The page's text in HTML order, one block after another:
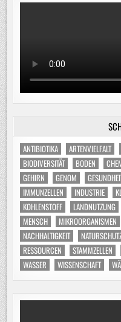
ANTIBIOTIKA ARTENVIELFALT
BIODIVERSITÄT
BODEN
GEHIRN
GENOM
IMMUNZELLEN
INDUSTRIE
KOHLENSTOFF
LANDNUTZUNG
MENSCH
MIKROORGANISMEN
NACHHALTIGKEIT
RESSOURCEN
STAMMZELLEN
WASSER
WISSENSCHAFT